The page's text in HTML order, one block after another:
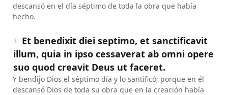
descansó en el día séptimo de toda la obra que había
hecho.
3
Et benedixit diei septimo, et sanctificavit
illum, quia in ipso cessaverat ab omni opere
suo quod creavit Deus ut faceret.
Y bendijo Dios el séptimo día y lo santificó; porque en él
descansó Dios de toda su obra que en la creación había